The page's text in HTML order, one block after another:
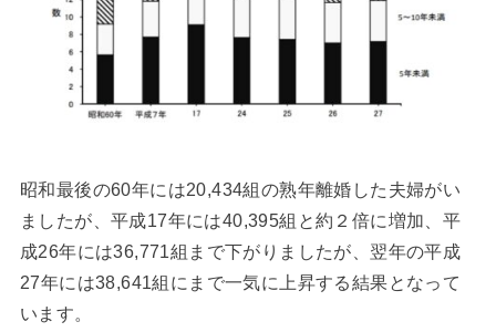
昭和最後の60年には20,434組の熟年離婚した夫婦がい
ましたが、平成17年には40,395組と約２倍に増加、平
成26年には36,771組まで下がりましたが、翌年の平成
27年には38,641組にまで一気に上昇する結果となって
います。